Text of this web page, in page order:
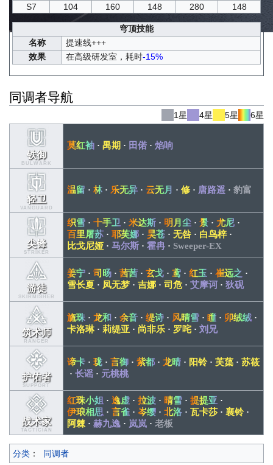
S7
104 160 148 280 148
穹顶技能
名称
提速线+++
效果
在高级研发室，耗时-15%
同调者导航
1星 4星 5星 6星
铁御
BULWARK
莫红袖 · 禺期 · 田偌 · 焰响
轻卫
VANGUARD
温留 · 林 · 乐无异 · 云无月 · 修 · 唐路遥 · 豹富
尖锋
STRIKER
织雪 · 十手卫 · 米达斯 · 明月尘 · 景 · 尤尼 ·
百里屠苏 · 耶芙娜 · 昊苍 · 无咎 · 白鸟梓·
比戈尼娅 · 马尔斯 · 霍冉 · Sweeper-EX
游徒
SKIRMISHER
姜宁 · 司旸 · 茜茜 · 玄戈 · 鸢 · 红玉 · 崔远之 ·
雪长夏 · 凤无梦 · 吉娜 · 司危· 艾摩诃 · 狄砚
筑术师
RANGER
旒珠 · 龙和 · 余音 · 缇诗 · 风晴雪 · 瞳 · 卯绒绒 ·
卡洛琳· 莉缇亚 · 尚非乐 · 罗咤 · 刘兄
护佑者
SUPPORT
谛卡 · 珑 · 言御 · 紫都 · 龙晴 · 阳铃· 芙蕖 · 苏筱
· 长谣 · 元桃桃
战术家
TACTICIAN
红珠小姐 · 逸虚 · 拉波 · 晴雪 · 提提亚 ·
伊琅相思 · 言雀 · 岑缨 · 北洛 · 瓦卡莎 · 襄铃·
阿棘 · 赫九逸 · 岚岚 · 老板
分类 ： 同调者